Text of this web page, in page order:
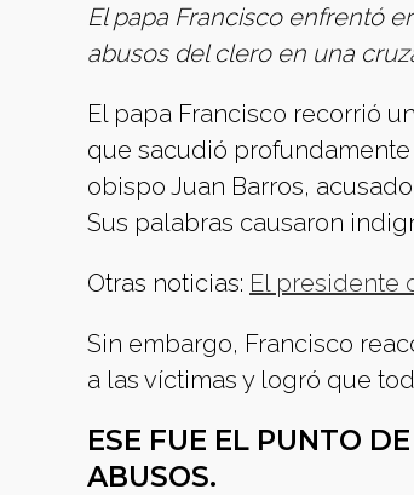
El papa Francisco enfrentó
abusos del clero en una
El papa Francisco recorrió
que sacudió profundamente
obispo Juan Barros,
Sus palabras causaron
Otras noticias: El presidente
Sin embargo, Francisco
a las víctimas y logró que
ESE FUE EL PUNTO
ABUSOS.